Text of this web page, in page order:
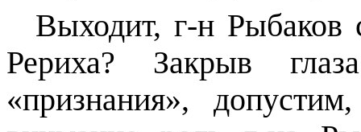
Выходит, г-н
Рериха? Закрыв
«признания»,